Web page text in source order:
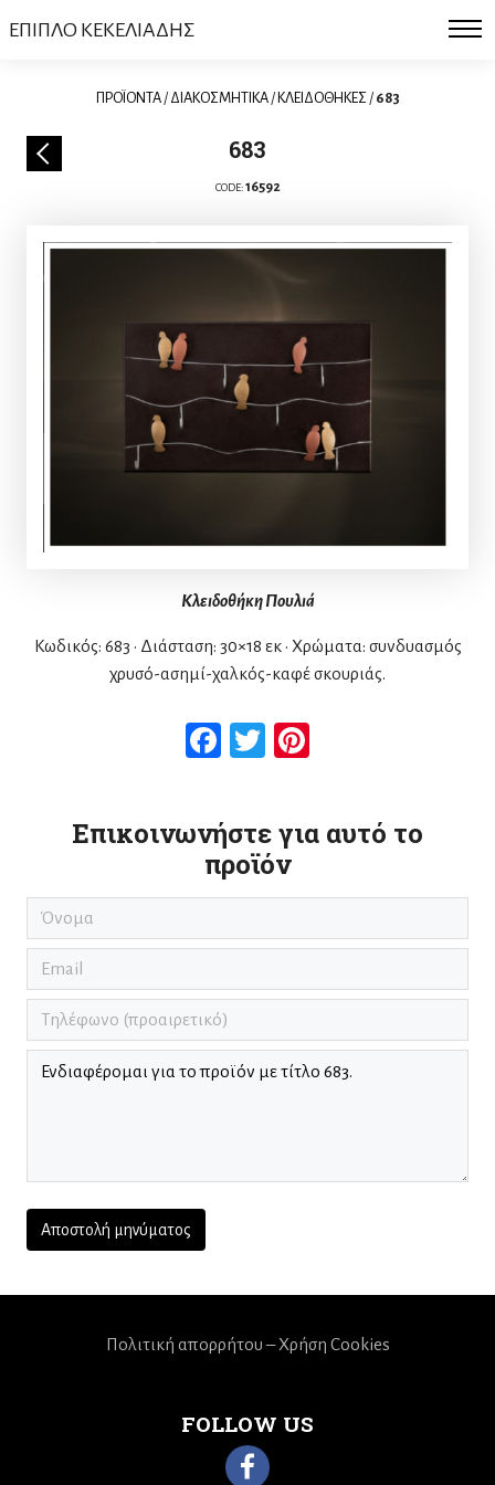
ΕΠΙΠΛΟ ΚΕΚΕΛΙΑΔΗΣ
ΠΡΟΪΟΝΤΑ/ ΔΙΑΚΟΣΜΗΤΙΚΑ/ ΚΛΕΙΔΟΘΗΚΕΣ/ 683
683
CODE: 16592
Κλειδοθήκη Πουλιά
Κωδικός: 683 • Διάσταση: 30×18 εκ • Χρώματα: συνδυασμός
χρυσό-ασημί-χαλκός-καφέ σκουριάς.
Facebook
Twitter
Επικοινωνήστε για αυτό το
προϊόν
FOLLOW US
Πολιτική απορρήτου – Χρήση Cookies